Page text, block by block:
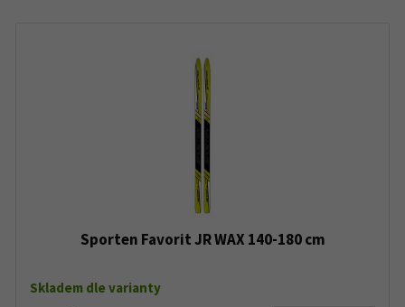
Sporten Favorit JR WAX 140-180 cm
Skladem dle varianty